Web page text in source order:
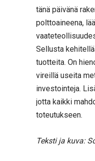
tänä päivänä
polttoaineena,
Sellusta
tuotteita. On
vireillä useita
investointeja.
jotta kaikki
toteutukseen.
Teksti ja kuva: